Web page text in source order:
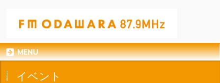
MENU
イベント